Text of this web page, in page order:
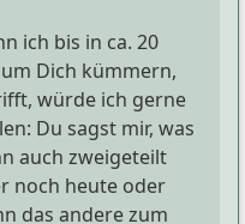
ich bis in ca. 20
Dich kümmern,
würde ich gerne
Du sagst mir, was
auch zweigeteilt
noch heute oder
das andere zum